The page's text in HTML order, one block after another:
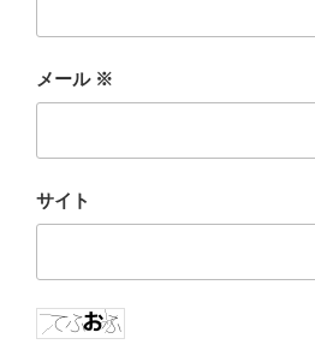
メール ※
サイト